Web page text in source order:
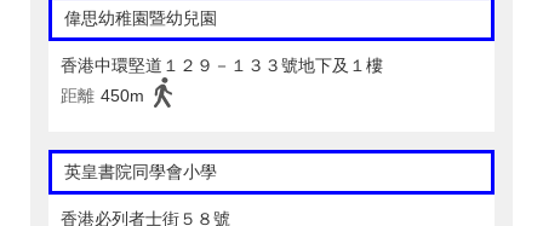
偉思幼稚園暨幼兒園
香港中環堅道１２９－１３３號地下及１樓
距離 450m
英皇書院同學會小學
香港必列者士街５８號